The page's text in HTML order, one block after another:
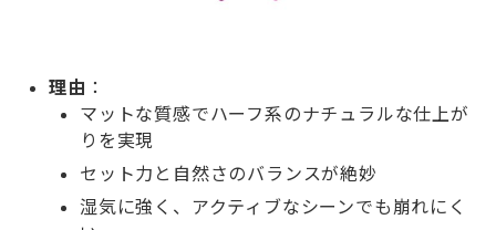
理由 ：
マットな質感でハーフ系のナチュラルな仕上が
りを実現
セット力と自然さのバランスが絶妙
湿気に強く、アクティブなシーンでも崩れにく